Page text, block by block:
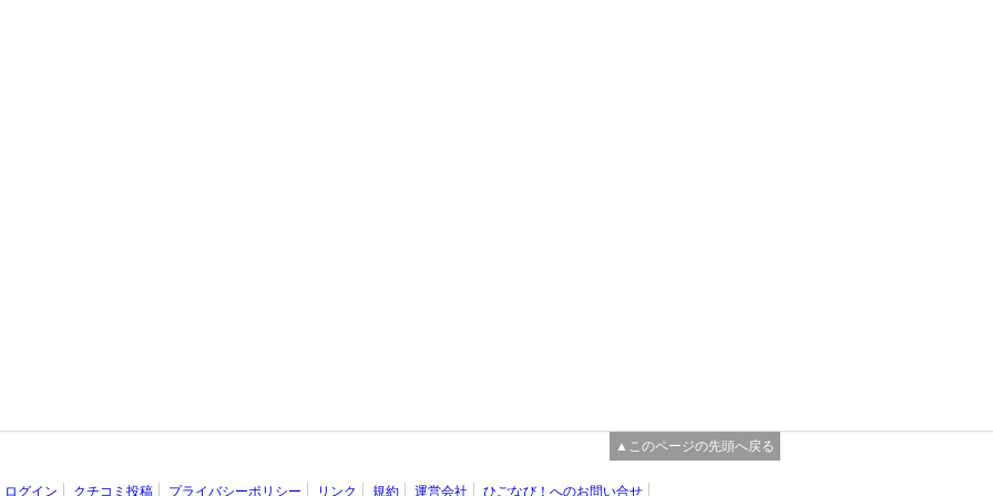
▲このページの先頭へ戻る
ログイン クチコミ投稿 プライバシーポリシー リンク 規約 運営会社 ひごなび！へのお問い合せ